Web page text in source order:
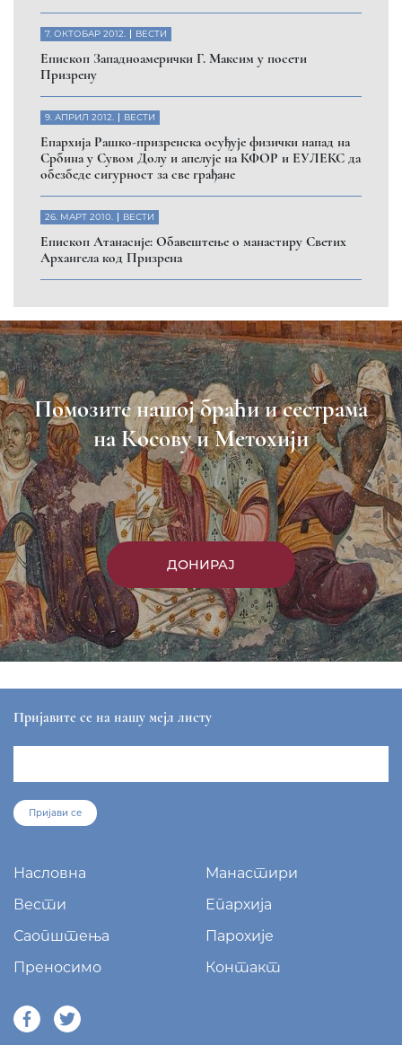
7. ОКТОБАР 2012. ВЕСТИ
Eпископ Западноамерички Г. Максим у посети
Призрену
9. АПРИЛ 2012. ВЕСТИ
Eпархија Рашко-призренска осуђује физички напад на
Србина у Сувом Долу и апелује на КФОР и ЕУЛЕКС да
обезбеде сигурност за све грађане
26. МАРТ 2010. ВЕСТИ
Eпископ Атанасије: Обавештење о манастиру Светих
Архангела код Призрена
Помозите нашој браћи и сестрама
на Косову и Метохији
ДОНИРАЈ
Пријавите се на нашу мејл листу
Пријави се
Насловна
Манастири
Вести
Епархија
Саопштења
Парохије
Преносимо
Контакт